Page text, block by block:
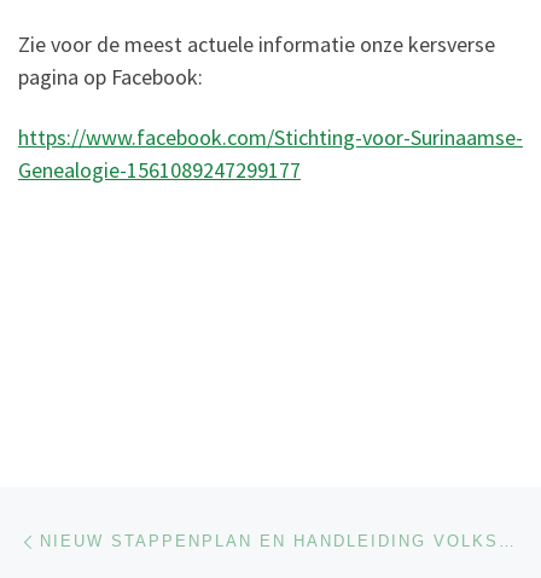
Zie voor de meest actuele informatie onze kersverse
pagina op Facebook:
https://www.facebook.com/Stichting-voor-Surinaamse-
Genealogie-1561089247299177
Berichtnavigatie NIEUW STAPPENPLAN EN HANDLEIDING VOLKSTELLINGEN